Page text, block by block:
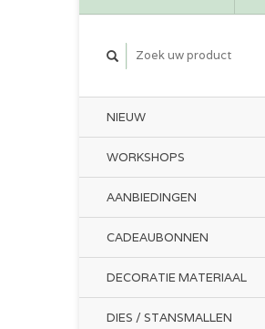
NIEUW
WORKSHOPS
AANBIEDINGEN
CADEAUBONNEN
DECORATIE MATERIAAL
DIES / STANSMALLEN